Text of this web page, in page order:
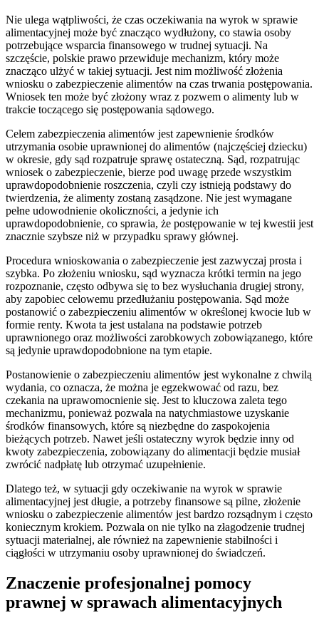
Nie ulega wątpliwości, że czas oczekiwania na wyrok w sprawie
alimentacyjnej może być znacząco wydłużony, co stawia osoby
potrzebujące wsparcia finansowego w trudnej sytuacji. Na
szczęście, polskie prawo przewiduje mechanizm, który może
znacząco ulżyć w takiej sytuacji. Jest nim możliwość złożenia
wniosku o zabezpieczenie alimentów na czas trwania postępowania.
Wniosek ten może być złożony wraz z pozwem o alimenty lub w
trakcie toczącego się postępowania sądowego.
Celem zabezpieczenia alimentów jest zapewnienie środków
utrzymania osobie uprawnionej do alimentów (najczęściej dziecku)
w okresie, gdy sąd rozpatruje sprawę ostateczną. Sąd, rozpatrując
wniosek o zabezpieczenie, bierze pod uwagę przede wszystkim
uprawdopodobnienie roszczenia, czyli czy istnieją podstawy do
twierdzenia, że alimenty zostaną zasądzone. Nie jest wymagane
pełne udowodnienie okoliczności, a jedynie ich
uprawdopodobnienie, co sprawia, że postępowanie w tej kwestii jest
znacznie szybsze niż w przypadku sprawy głównej.
Procedura wnioskowania o zabezpieczenie jest zazwyczaj prosta i
szybka. Po złożeniu wniosku, sąd wyznacza krótki termin na jego
rozpoznanie, często odbywa się to bez wysłuchania drugiej strony,
aby zapobiec celowemu przedłużaniu postępowania. Sąd może
postanowić o zabezpieczeniu alimentów w określonej kwocie lub w
formie renty. Kwota ta jest ustalana na podstawie potrzeb
uprawnionego oraz możliwości zarobkowych zobowiązanego, które
są jedynie uprawdopodobnione na tym etapie.
Postanowienie o zabezpieczeniu alimentów jest wykonalne z chwilą
wydania, co oznacza, że można je egzekwować od razu, bez
czekania na uprawomocnienie się. Jest to kluczowa zaleta tego
mechanizmu, ponieważ pozwala na natychmiastowe uzyskanie
środków finansowych, które są niezbędne do zaspokojenia
bieżących potrzeb. Nawet jeśli ostateczny wyrok będzie inny od
kwoty zabezpieczenia, zobowiązany do alimentacji będzie musiał
zwrócić nadpłatę lub otrzymać uzupełnienie.
Dlatego też, w sytuacji gdy oczekiwanie na wyrok w sprawie
alimentacyjnej jest długie, a potrzeby finansowe są pilne, złożenie
wniosku o zabezpieczenie alimentów jest bardzo rozsądnym i często
koniecznym krokiem. Pozwala on nie tylko na złagodzenie trudnej
sytuacji materialnej, ale również na zapewnienie stabilności i
ciągłości w utrzymaniu osoby uprawnionej do świadczeń.
Znaczenie profesjonalnej pomocy
prawnej w sprawach alimentacyjnych